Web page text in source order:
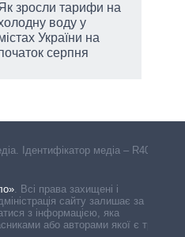
зросли тарифи на
воду у
України на
серпня
Ідентифікатор медіа – R40-
. Всі права захищені і
сайту залишає за
з інформацією, яка
або авторами якої є треті